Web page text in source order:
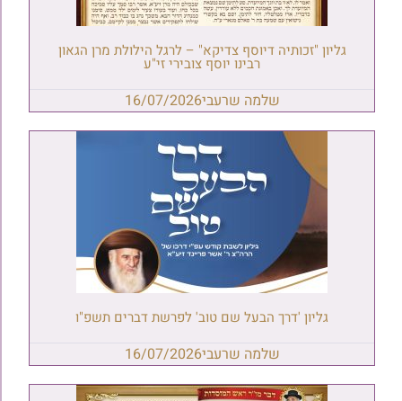
גליון "זכותיה דיוסף צדיקא" – לרגל הילולת מרן הגאון
רבינו יוסף צובירי זי"ע
שלמה שרעבי16/07/2026
גליון 'דרך הבעל שם טוב' לפרשת דברים תשפ"ו
שלמה שרעבי16/07/2026